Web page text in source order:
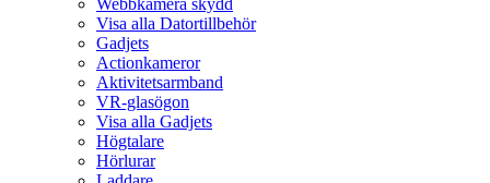
Webbkamera skydd
Visa alla Datortillbehör
Gadjets
Actionkameror
Aktivitetsarmband
VR-glasögon
Visa alla Gadjets
Högtalare
Hörlurar